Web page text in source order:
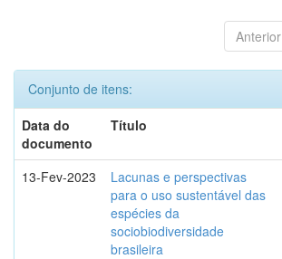
Anterior
Conjunto de itens:
Data do
documento
Título
13-Fev-2023
Lacunas e perspectivas
para o uso sustentável das
espécies da
sociobiodiversidade
brasileira